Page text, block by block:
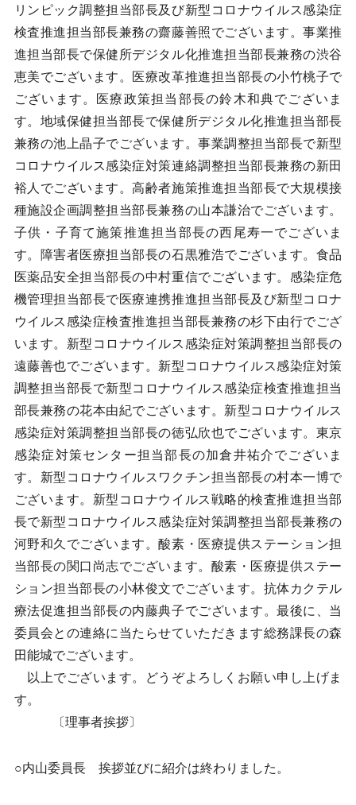
リンピック調整担当部長及び新型コロナウイルス感染症
検査推進担当部長兼務の齋藤善照でございます。事業推
進担当部長で保健所デジタル化推進担当部長兼務の渋谷
恵美でございます。医療改革推進担当部長の小竹桃子で
ございます。医療政策担当部長の鈴木和典でございま
す。地域保健担当部長で保健所デジタル化推進担当部長
兼務の池上晶子でございます。事業調整担当部長で新型
コロナウイルス感染症対策連絡調整担当部長兼務の新田
裕人でございます。高齢者施策推進担当部長で大規模接
種施設企画調整担当部長兼務の山本謙治でございます。
子供・子育て施策推進担当部長の西尾寿一でございま
す。障害者医療担当部長の石黒雅浩でございます。食品
医薬品安全担当部長の中村重信でございます。感染症危
機管理担当部長で医療連携推進担当部長及び新型コロナ
ウイルス感染症検査推進担当部長兼務の杉下由行でござ
います。新型コロナウイルス感染症対策調整担当部長の
遠藤善也でございます。新型コロナウイルス感染症対策
調整担当部長で新型コロナウイルス感染症検査推進担当
部長兼務の花本由紀でございます。新型コロナウイルス
感染症対策調整担当部長の徳弘欣也でございます。東京
感染症対策センター担当部長の加倉井祐介でございま
す。新型コロナウイルスワクチン担当部長の村本一博で
ございます。新型コロナウイルス戦略的検査推進担当部
長で新型コロナウイルス感染症対策調整担当部長兼務の
河野和久でございます。酸素・医療提供ステーション担
当部長の関口尚志でございます。酸素・医療提供ステー
ション担当部長の小林俊文でございます。抗体カクテル
療法促進担当部長の内藤典子でございます。最後に、当
委員会との連絡に当たらせていただきます総務課長の森
田能城でございます。
以上でございます。どうぞよろしくお願い申し上げま
す。
〔理事者挨拶〕
○内山委員長 挨拶並びに紹介は終わりました。